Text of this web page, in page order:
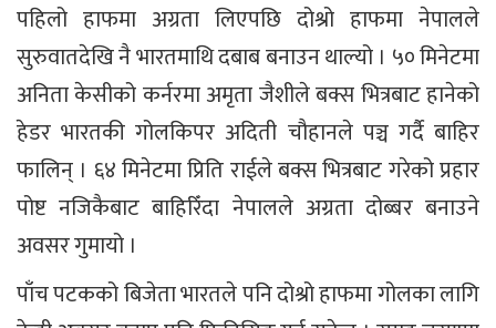
पहिलो हाफमा अग्रता लिएपछि दोश्रो हाफमा नेपालले
सुरुवातदेखि नै भारतमाथि दबाब बनाउन थाल्यो । ५० मिनेटमा
अनिता केसीको कर्नरमा अमृता जैशीले बक्स भित्रबाट हानेको
हेडर भारतकी गोलकिपर अदिती चौहानले पञ्च गर्दै बाहिर
फालिन् । ६४ मिनेटमा प्रिति राईले बक्स भित्रबाट गरेको प्रहार
पोष्ट नजिकैबाट बाहिरिँदा नेपालले अग्रता दोब्बर बनाउने
अवसर गुमायो ।
पाँच पटकको बिजेता भारतले पनि दोश्रो हाफमा गोलका लागि